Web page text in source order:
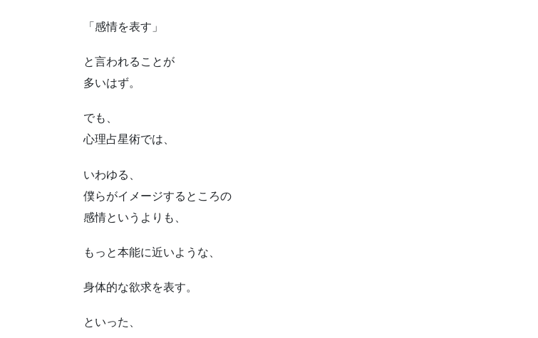
「感情を表す」
と言われることが
多いはず。
でも、
心理占星術では、
いわゆる、
僕らがイメージするところの
感情というよりも、
もっと本能に近いような、
身体的な欲求を表す。
といった、